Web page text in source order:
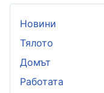
Новини
Тялото
Домът
Работата